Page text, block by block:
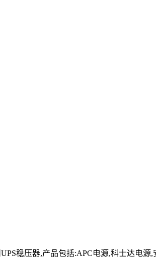
稳压器,产品包括:APC电源,科士达电